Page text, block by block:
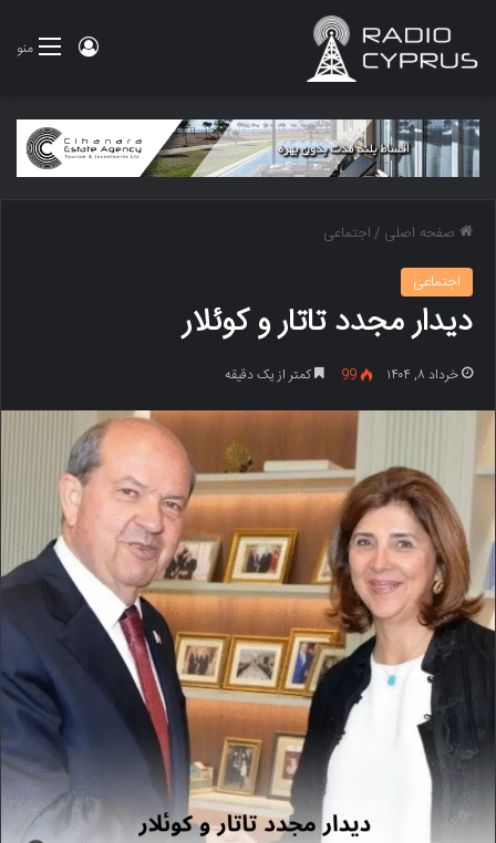
منو ورود
صفحه اصلی /اجتماعی
اجتماعی
دیدار مجدد تاتار و کوئلار
خرداد ۸, ۱۴۰۴ 99 کمتر از یک دقیقه